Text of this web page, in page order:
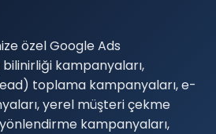
özel Google Ads
kampanyaları,
toplama kampanyaları, e-
yerel müşteri çekme
kampanyaları,